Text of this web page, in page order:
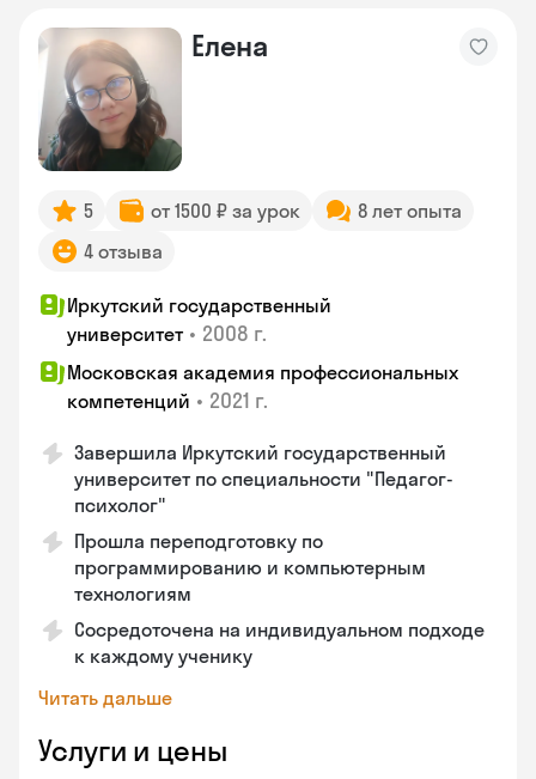
Елена
5 от 1500 ₽ за урок
8 лет опыта
4 отзыва
Иркутский государственный
университет • 2008 г.
Московская академия профессиональных
компетенций • 2021 г.
Завершила Иркутский государственный
университет по специальности "Педагог-
психолог"
Прошла переподготовку по
программированию и компьютерным
технологиям
Сосредоточена на индивидуальном подходе
к каждому ученику
Читать дальше
Услуги и цены